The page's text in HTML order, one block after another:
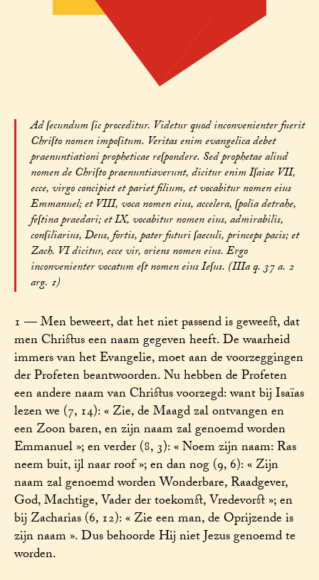
Ad ſecundum ſic proceditur. Videtur quod inconvenienter fuerit
Chriſto nomen impoſitum. Veritas enim evangelica debet
praenuntiationi propheticae reſpondere. Sed prophetae aliud
nomen de Chriſto praenuntiaverunt, dicitur enim Iſaiae VII,
ecce, virgo concipiet et pariet filium, et vocabitur nomen eius
Emmanuel; et VIII, voca nomen eius, accelera, ſpolia detrahe,
feſtina praedari; et IX, vocabitur nomen eius, admirabilis,
conſiliarius, Deus, fortis, pater futuri ſaeculi, princeps pacis; et
Zach. VI dicitur, ecce vir, oriens nomen eius. Ergo
inconvenienter vocatum eſt nomen eius Ieſus. (IIIa q. 37 a. 2
arg. 1)
1 — Men beweert, dat het niet passend is geweest, dat
men Christus een naam gegeven heeft. De waarheid
immers van het Evangelie, moet aan de voorzeggingen
der Profeten beantwoorden. Nu hebben de Profeten
een andere naam van Christus voorzegd: want bij Isaïas
lezen we (7, 14): « Zie, de Maagd zal ontvangen en
een Zoon baren, en zijn naam zal genoemd worden
Emmanuel »; en verder (8, 3): « Noem zijn naam: Ras
neem buit, ijl naar roof »; en dan nog (9, 6): « Zijn
naam zal genoemd worden Wonderbare, Raadgever,
God, Machtige, Vader der toekomst, Vredevorst »; en
bij Zacharias (6, 12): « Zie een man, de Oprijzende is
zijn naam ». Dus behoorde Hij niet Jezus genoemd te
worden.